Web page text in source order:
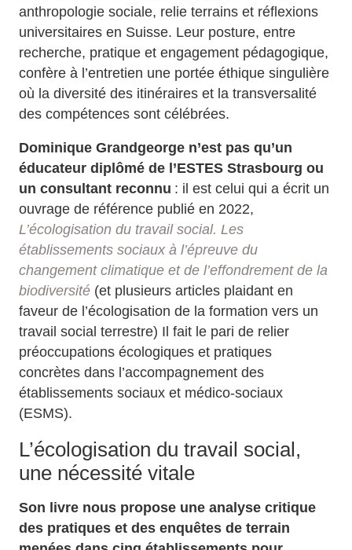
anthropologie sociale, relie terrains et réflexions
universitaires en Suisse. Leur posture, entre
recherche, pratique et engagement pédagogique,
confère à l’entretien une portée éthique singulière
où la diversité des itinéraires et la transversalité
des compétences sont célébrées.
Dominique Grandgeorge n’est pas qu’un
éducateur diplômé de l’ESTES Strasbourg ou
un consultant reconnu : il est celui qui a écrit un
ouvrage de référence publié en 2022,
L’écologisation du travail social. Les
établissements sociaux à l’épreuve du
changement climatique et de l’effondrement de la
biodiversité (et plusieurs articles plaidant en
faveur de l’écologisation de la formation vers un
travail social terrestre) Il fait le pari de relier
préoccupations écologiques et pratiques
concrètes dans l’accompagnement des
établissements sociaux et médico-sociaux
(ESMS).
L’écologisation du travail social,
une nécessité vitale
Son livre nous propose une analyse critique
des pratiques et des enquêtes de terrain